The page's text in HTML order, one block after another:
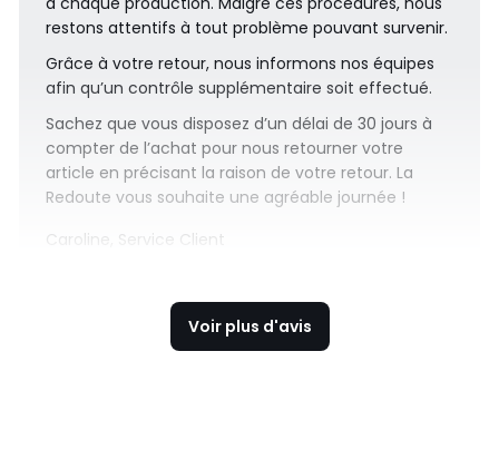
restons attentifs à tout problème pouvant survenir.
Grâce à votre retour, nous informons nos équipes
afin qu’un contrôle supplémentaire soit effectué.
Sachez que vous disposez d’un délai de 30 jours à
compter de l’achat pour nous retourner votre
article en précisant la raison de votre retour. La
Redoute vous souhaite une agréable journée !
Caroline, Service Client
Voir plus d'avis